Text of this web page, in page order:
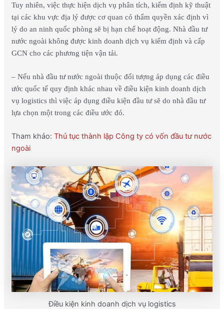
Tuy nhiên, việc thực hiện dịch vụ phân tích, kiểm định kỹ thuật
tại các khu vực địa lý được cơ quan có thẩm quyền xác định vì
lý do an ninh quốc phòng sẽ bị hạn chế hoạt động. Nhà đầu tư
nước ngoài không được kinh doanh dịch vụ kiểm định và cấp
GCN cho các phương tiện vận tải.
– Nếu nhà đầu tư nước ngoài thuộc đối tượng áp dụng các điều
ước quốc tế quy định khác nhau về điều kiện kinh doanh dịch
vụ logistics thì việc áp dụng điều kiện đầu tư sẽ do nhà đầu tư
lựa chọn một trong các điều ước đó.
Tham khảo: Thủ tục thành lập Công ty có vốn đầu tư nước
ngoài
Điều kiện kinh doanh dịch vụ logistics